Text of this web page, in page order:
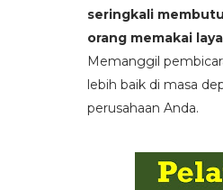
seringkali
orang memakai
Memanggil
lebih baik di masa
perusahaan Anda.